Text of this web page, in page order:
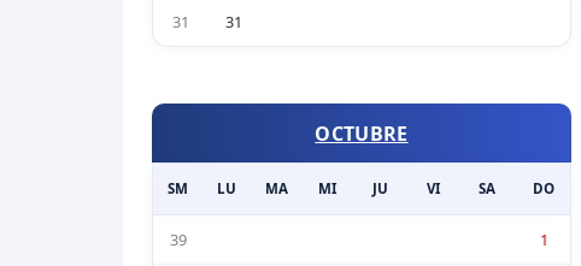
31 31
OCTUBRE
SM LU MA MI JU VI SA DO
39 1